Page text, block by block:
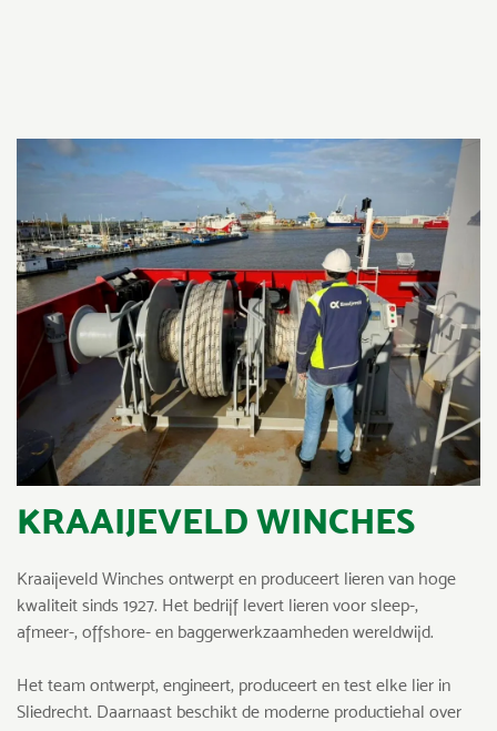
KRAAIJEVELD WINCHES
Kraaijeveld Winches ontwerpt en produceert lieren van hoge
kwaliteit sinds 1927. Het bedrijf levert lieren voor sleep-,
afmeer-, offshore- en baggerwerkzaamheden wereldwijd.
Het team ontwerpt, engineert, produceert en test elke lier in
Sliedrecht. Daarnaast beschikt de moderne productiehal over